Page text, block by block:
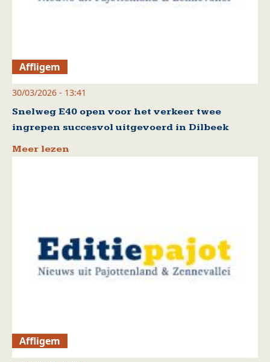
Affligem
30/03/2026 - 13:41
Snelweg E40 open voor het verkeer twee
ingrepen succesvol uitgevoerd in Dilbeek
Meer lezen
Affligem